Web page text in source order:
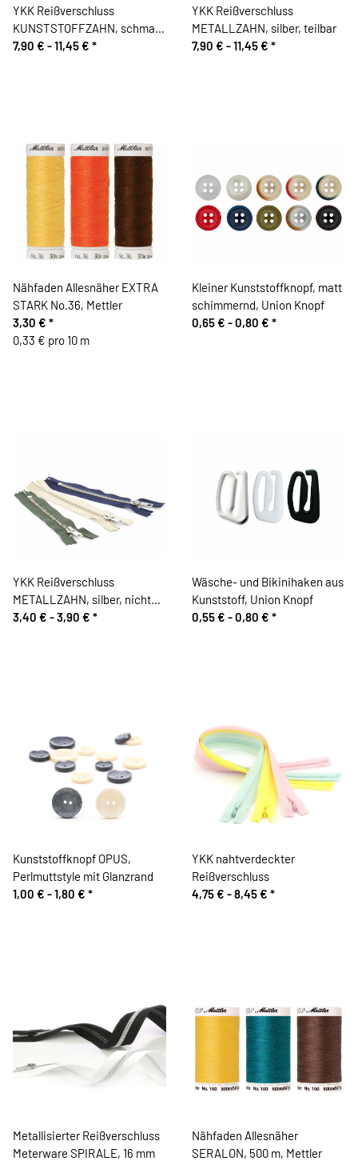
YKK Reißverschluss
KUNSTSTOFFZAHN, schmal,
teilbar
7,90 € -11,45 € *
YKK Reißverschluss
METALLZAHN, silber, teilbar
7,90 € -11,45 € *
Nähfaden Allesnäher EXTRA
STARK No.36, Mettler
3,30 € *
0,33 € pro 10 m
Kleiner Kunststoffknopf, matt
schimmernd, Union Knopf
0,65 € -0,80 € *
YKK Reißverschluss
METALLZAHN, silber, nicht
teilbar
3,40 € -3,90 € *
Wäsche- und Bikinihaken aus
Kunststoff, Union Knopf
0,55 € -0,80 € *
Kunststoffknopf OPUS,
Perlmuttstyle mit Glanzrand
1,00 € -1,80 € *
YKK nahtverdeckter
Reißverschluss
4,75 € -8,45 € *
Metallisierter Reißverschluss
Meterware SPIRALE, 16 mm
Nähfaden Allesnäher
SERALON, 500 m, Mettler